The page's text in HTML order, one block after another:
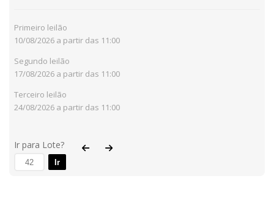
Primeiro leilão
10/08/2026 a partir das 11:00
Segundo leilão
17/08/2026 a partir das 11:00
Terceiro leilão
24/08/2026 a partir das 11:00
Ir para Lote?
Ir